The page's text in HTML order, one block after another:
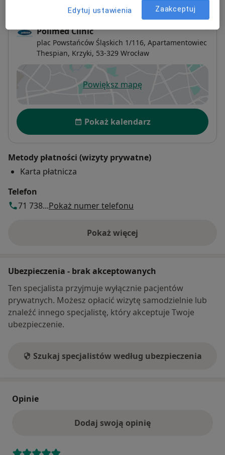
Polimed Clinic
plac Powstańców Śląskich 1/116, Apartamentowiec
Thespian, Krzyki, 53-329 Wrocław
Powiększ mapęotwiera się w nowej karcie
Dostępność
Pokaż kalendarz
Metody płatności (wizyty prywatne)
Karta płatnicza
Telefon
71 738...Pokaż numer telefonu
Pokaż więcej
o adresie
Ubezpieczenia - brak akceptowanych
Ten specjalista przyjmuje wyłącznie pacjentów
prywatnych. Możesz opłacić wizytę samodzielnie lub
znaleźć innego specjalistę, który akceptuje Twoje
ubezpieczenie.
Szukaj specjalistów według ubezpieczenia
Opinie
Dodaj swoją opinię
Edytuj ustawienia Zaakceptuj